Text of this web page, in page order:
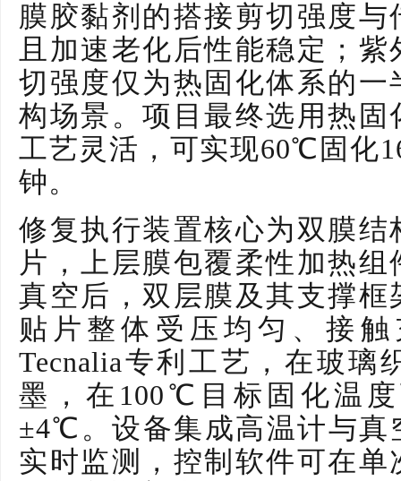
膜胶黏剂的搭接剪切强度
且加速老化后性能稳定；
切强度仅为热固化体系的
构场景。项目最终选用热
工艺灵活，可实现60℃固化
钟。
修复执行装置核心为双膜
片，上层膜包覆柔性加热
真空后，双层膜及其支撑
贴片整体受压均匀、接
Tecnalia专利工艺，在玻璃
墨，在100℃目标固化温
±4℃。设备集成高温计与真
实时监测，控制软件可在